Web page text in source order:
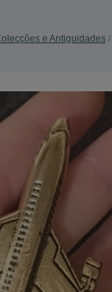
e Antiguidades